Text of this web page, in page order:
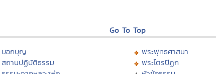
Go To Top
บอกบุญ
สถานปฏิบัติธรรม
พระพุทธศาสนา
พระไตรปิฏก